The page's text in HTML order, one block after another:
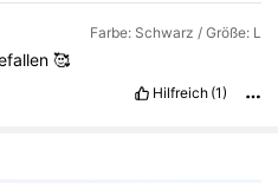
Farbe: Schwarz / Größe: L
🥰
Hilfreich (1)